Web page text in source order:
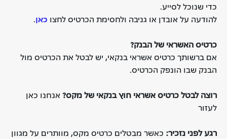
כדי שנוכל לסייע.
להודעה על אובדן או גניבה ולחסימת הכרטיס לחצו כאן.
כרטיס האשראי של הבנק?
אם ברשותך כרטיס אשראי בנקאי, יש לבטל את הכרטיס מול
הבנק שבו הונפק הכרטיס.
רוצה לבטל כרטיס אשראי חוץ בנקאי של מקס? אנחנו כאן
לעזור
רגע לפני נזכיר: כאשר מבטלים כרטיס מקס, מוותרים על מגוון